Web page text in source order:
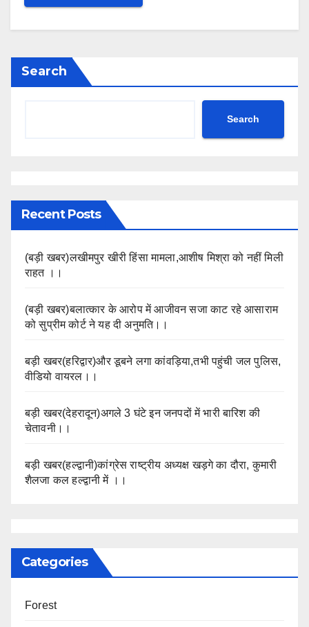
Search
Search
Recent Posts
(बड़ी खबर)लखीमपुर खीरी हिंसा मामला,आशीष मिश्रा को नहीं मिली
राहत ।।
(बड़ी खबर)बलात्कार के आरोप में आजीवन सजा काट रहे आसाराम
को सुप्रीम कोर्ट ने यह दी अनुमति।।
बड़ी खबर(हरिद्वार)और डूबने लगा कांवड़िया,तभी पहुंची जल पुलिस,
वीडियो वायरल।।
बड़ी खबर(देहरादून)अगले 3 घंटे इन जनपदों में भारी बारिश की
चेतावनी।।
बड़ी खबर(हल्द्वानी)कांग्रेस राष्ट्रीय अध्यक्ष खड़गे का दौरा, कुमारी
शैलजा कल हल्द्वानी में ।।
Categories
Forest